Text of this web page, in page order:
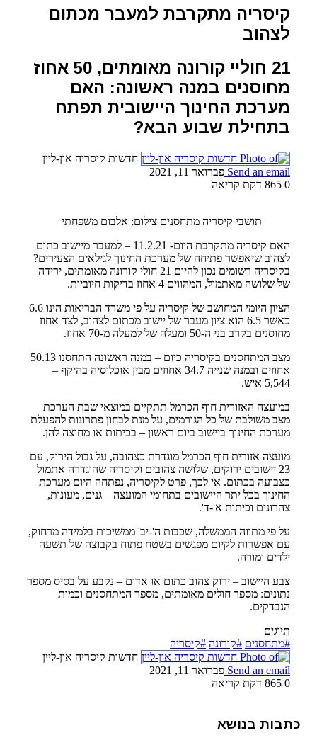
קיסריה מתקרבת למעבר מכתום
לצהוב
21 חוליי קורונה מאומתים, 50 אחוז
מחוסנים במנה ראשונה: האם
מערכת החינוך היישובית תפתח
בתחילת שבוע הבא?
חדשות קיסריה און-ליין
Send an email פברואר 11, 2021
0
דקת קריאה
תושבי קיסריה מתחסנים צילום: אלבום משפחתי
האם קיסריה מתקרבת היום- 11.2.21 – למעבר מיישוב כתום
לצהוב שיאפשר פתיחה של מערכת החינוך לגילאים הצעירים?
בקיסריה רשומים נכון להיום 21 חולי קורונה מאומתים, ירידה
של שלושה מאתמול, המהווים 4 אחוז בדיקות חיוביות.
הציון היומי המחושב של קיסריה על פי משרד הבריאות הינו 6.6
כאשר 6.5 הוא ציון מעבר של יישוב מכתום לצהוב, לצד אחוז
מחוסנים בקרב בני ה-50 ומעלה של למעלה מ-70 אחוז.
מצב המתחסנים בקיסריה כיום – במנה ראשונה התחסנו 50.13
אחוזים ובמנה שנייה 34.7 אחוזים מבין אוכלוסיה בהיקף –
5,544 איש.
במועצה האזורית חוף הכרמל תתקיים במוצאי שבת הערכת
מצב משולבת של כל הגורמים, על מנת לבחון פתרונות להפעלת
מערכת החינוך ביישוב ביום ראשון – בכיתות או מחוצה להן.
מועצה אזורית חוף הכרמל מוגדרת כצהובה, על גבול הירוק, עם
23 יישובים ירוקים, שלושה צהובים וקיסריה שהוגדרה אתמול
כצבועה בכתום. אי לכך, פרט לקיסריה, נפתחה היום מערכת
החינוך בכל יתר היישובים בתחומי המועצה – גנים, מעונות,
צהרונים וכיתות א'-ד'.
על פי מתווה הממשלה, שכבות ה'-יב' ממשיכות בלמידה מרחוק,
עם אפשרות לקיום מפגשים בשטח פתוח בקבוצה של תשעה
ילדים ומורה.
צבע היישוב – ירוק צהוב כתום או אדום – נקבע על בסיס מספר
נתונים: מספר חולים מאומתים, מספר המתחסנים וכמות
הנבדקים.
תיוגים
#מתחסנים #קורונה #קיסריה
חדשות קיסריה און-ליין
Send an email פברואר 11, 2021
0
דקת קריאה
כתבות בנושא